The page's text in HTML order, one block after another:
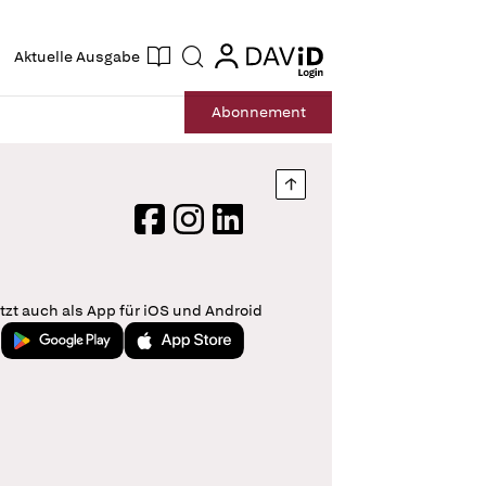
Aktuelle Ausgabe Suche login
login
Abonnement
Nach oben springen
FacebookInstagram
LinkedIn
auch als App für iOS und Android
Jetzt bei Google PlayLaden im App Store